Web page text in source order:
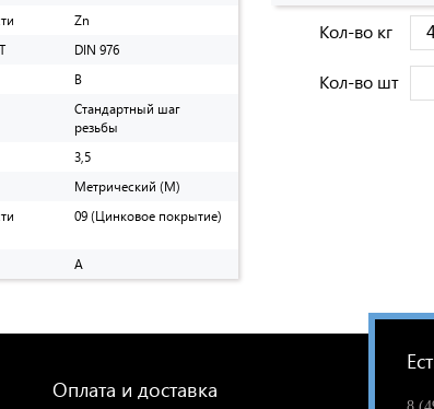
Zn
DIN 976
B
Стандартный шаг
резьбы
3,5
Метрический (M)
09 (Цинковое покрытие)
A
Кол-во кг
Кол-во шт
Оплата и доставка